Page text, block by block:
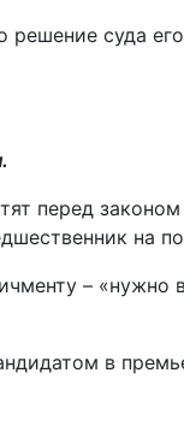
суда
перед
на
– «нужно
в